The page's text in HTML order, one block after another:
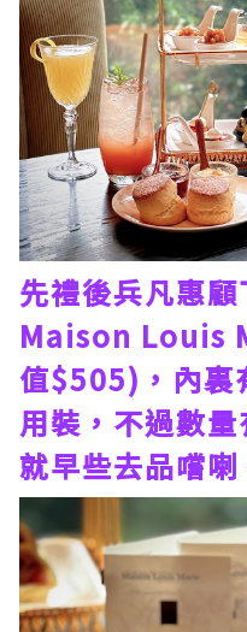
先禮後兵凡惠
Maison Louis
值$505)，內裏
用裝，不過數
就早些去品嚐喇